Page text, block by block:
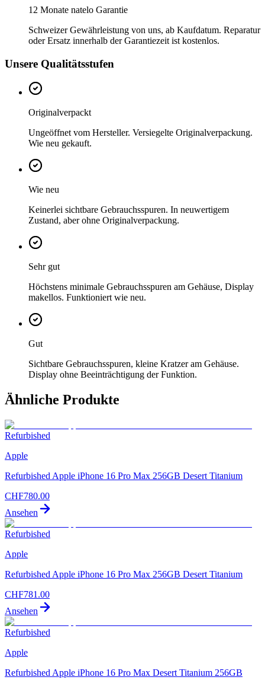
12 Monate natelo Garantie
Schweizer Gewährleistung von uns, ab Kaufdatum. Reparatur
oder Ersatz innerhalb der Garantiezeit ist kostenlos.
Unsere Qualitätsstufen
Originalverpackt
Ungeöffnet vom Hersteller. Versiegelte Originalverpackung.
Wie neu gekauft.
Wie neu
Keinerlei sichtbare Gebrauchsspuren. In neuwertigem
Zustand, aber ohne Originalverpackung.
Sehr gut
Höchstens minimale Gebrauchsspuren am Gehäuse, Display
makellos. Funktioniert wie neu.
Gut
Sichtbare Gebrauchsspuren, kleine Kratzer am Gehäuse.
Display ohne Beeinträchtigung der Funktion.
Ähnliche Produkte
Refurbished
Apple
Refurbished Apple iPhone 16 Pro Max 256GB Desert Titanium
CHF780.00
Ansehen
Refurbished
Apple
Refurbished Apple iPhone 16 Pro Max 256GB Desert Titanium
CHF781.00
Ansehen
Refurbished
Apple
Refurbished Apple iPhone 16 Pro Max Desert Titanium 256GB